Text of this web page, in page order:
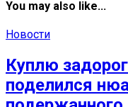
You may also like...
Новости
Куплю
поделился